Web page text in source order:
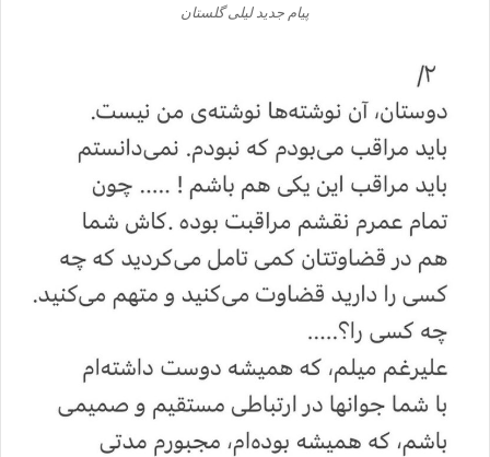
پیام جدید لیلی گلستان